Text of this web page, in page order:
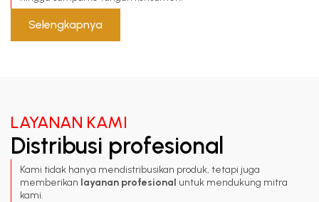
Selengkapnya
LAYANAN KAMI
Distribusi profesional
Kami tidak hanya mendistribusikan produk, tetapi juga
memberikan layanan profesional untuk mendukung mitra
kami.